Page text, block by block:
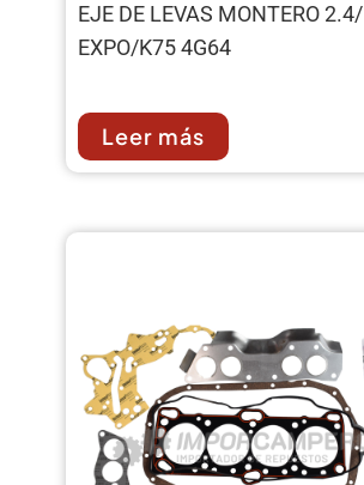
EJE DE LEVAS MONTERO 2.4/
EXPO/K75 4G64
Leer más